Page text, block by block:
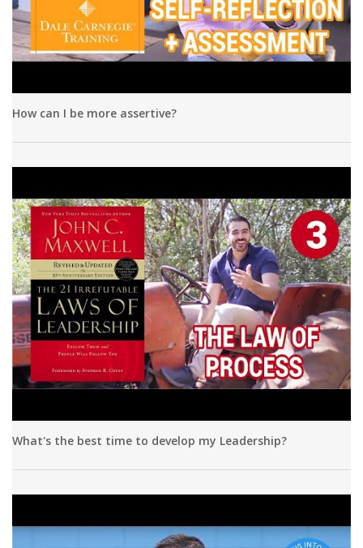
How can I be more assertive?
What's the best time to develop my Leadership?